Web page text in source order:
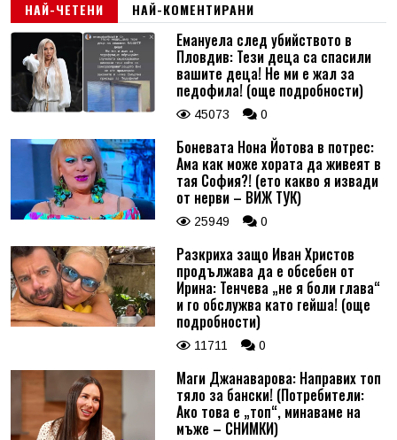
НАЙ-ЧЕТЕНИ НАЙ-КОМЕНТИРАНИ
Емануела след убийството в
Пловдив: Тези деца са спасили
вашите деца! Не ми е жал за
педофила! (още подробности)
45073 0
Боневата Нона Йотова в потрес:
Ама как може хората да живеят в
тая София?! (ето какво я извади
от нерви – ВИЖ ТУК)
25949 0
Разкриха защо Иван Христов
продължава да е обсебен от
Ирина: Тенчева „не я боли глава“
и го обслужва като гейша! (още
подробности)
11711 0
Маги Джанаварова: Направих топ
тяло за бански! (Потребители:
Ако това е „топ“, минаваме на
мъже – СНИМКИ)